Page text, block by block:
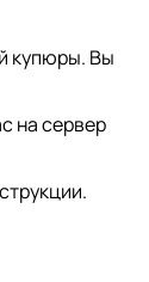
купюры. Вы
на сервер